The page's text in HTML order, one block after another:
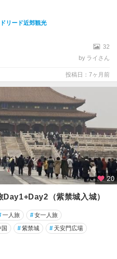
リード近郊観光
32
by ライさん
投稿日：7ヶ月前
20
（紫禁城入城）
一人旅 #女一人旅
#紫禁城 # 天安門広場